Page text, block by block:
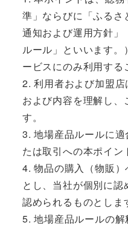
準」ならびに「ふるさ
通知および運用方針
ルール」といいます
ービスにのみ利用する
2. 利用者および加盟
および内容を理解し、
す。
3. 地場産品ルールに
たは取引への本ポイン
4. 物品の購入（物販
とし、当社が個別に
認められるものとしま
5. 地場産品ルールの